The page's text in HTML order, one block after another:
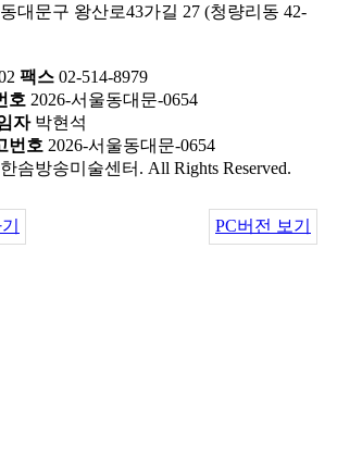
대문구 왕산로43가길 27 (청량리동 42-
팩스 02-514-8979
호 2026-서울동대문-0654
자박현석
번호 2026-서울동대문-0654
솜방송미술센터. All Rights Reserved.
PC버전 보기